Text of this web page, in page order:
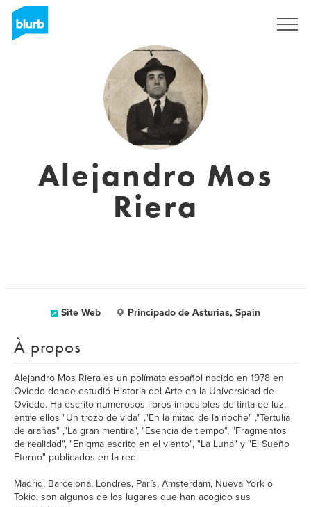
Alejandro Mos
Riera
Site Web Principado de Asturias, Spain
À propos
Alejandro Mos Riera es un polímata español nacido en 1978 en
Oviedo donde estudió Historia del Arte en la Universidad de
Oviedo. Ha escrito numerosos libros imposibles de tinta de luz,
entre ellos "Un trozo de vida" ,"En la mitad de la noche" ,"Tertulia
de arañas" ,"La gran mentira", "Esencia de tiempo", "Fragmentos
de realidad", "Enigma escrito en el viento", "La Luna" y "El Sueño
Eterno" publicados en la red.
Madrid, Barcelona, Londres, París, Amsterdam, Nueva York o
Tokio, son algunos de los lugares que han acogido sus